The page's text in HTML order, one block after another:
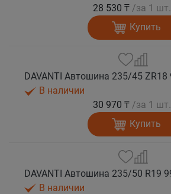
28 530 ₸ /за 1 шт.
Купить
В наличии
30 970 ₸ /за 1 шт.
Купить
В наличии